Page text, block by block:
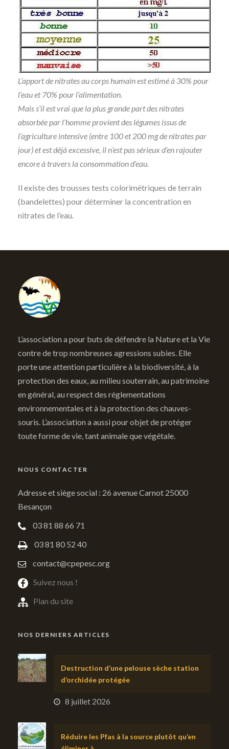
L’apport de nitrates au corps humain est estimé à 30% pour
l’eau et 70% pour l’alimentation.
Mais s’il est vrai que la plus grande part des nitrates
absorbée par l’homme provient des légumes issus de
l’agriculture intensive (entre 100 et 200 mg de nitrates par
jour) et est déjà excessive, il n’est pas sérieux d’en rajouter
encore à travers la consommation d’eau.
Il existe des trousses tests colorimétriques de terrain
(bandelettes) pour déterminer la concentration en
nitrates de l’eau.
L’association a pour buts de défendre la Nature et la Vie
contre de trop nombreuses agressions subies. Elle
porte une attention particulière à la biodiversité, à la
protection des eaux, au milieu souterrain, au patrimoine
en général, au respect des réglementations
environnementales et à la protection des chauves-
souris. L’association a aussi pour objet de protéger
toute forme de vie, tant animale que végétale.
NOUS CONTACTER
Adresse et siège social : 26 avenue Carnot 25000
Besançon
03 81 88 66 71
03 81 80 52 40
contact@cpepesc.org
Suivez nous !
Plan du site
NOS DERNIERS ARTICLES
Destruction d’une pelouse sèche station
d’orchidée protégée
8 juillet 2026
Réduire les Pfas à la source plutôt qu’en